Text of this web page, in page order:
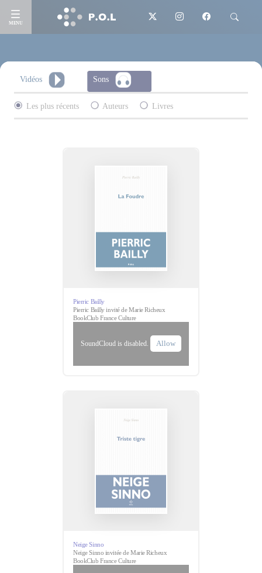
MENU
Vidéos Sons
Les plus récents Auteurs Livres
Pierric Bailly
Pierric Bailly invité de Marie Richeux
BookClub France Culture
SoundCloud is disabled. Allow
Neige Sinno
Neige Sinno invitée de Marie Richeux
BookClub France Culture